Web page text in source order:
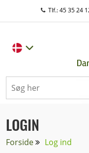
Tlf.: 45 35 24
LOGIN
Forside Log ind